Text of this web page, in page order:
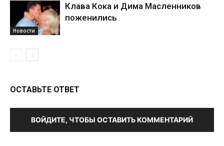
Новости
Клава Кока и Дима Масленников
поженились
ОСТАВЬТЕ ОТВЕТ
ВОЙДИТЕ, ЧТОБЫ ОСТАВИТЬ КОММЕНТАРИЙ